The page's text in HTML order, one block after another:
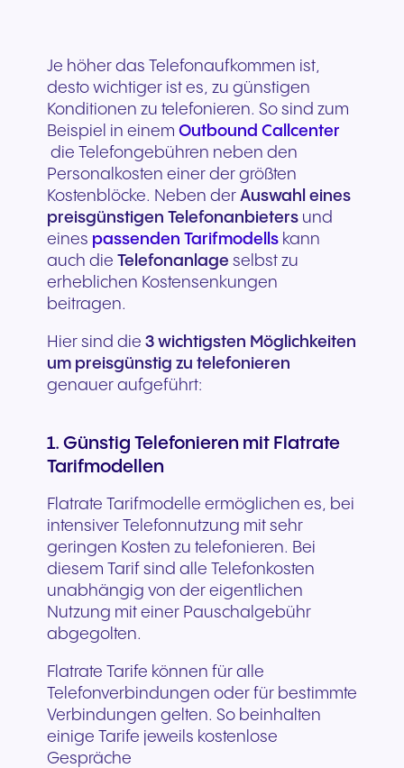
Je höher das Telefonaufkommen ist,
desto wichtiger ist es, zu günstigen
Konditionen zu telefonieren. So sind zum
Beispiel in einem Outbound Callcenter
die Telefongebühren neben den
Personalkosten einer der größten
Kostenblöcke. Neben der Auswahl eines
preisgünstigen Telefonanbieters und
eines passenden Tarifmodells kann
auch die Telefonanlage selbst zu
erheblichen Kostensenkungen
beitragen.
Hier sind die 3 wichtigsten Möglichkeiten
um preisgünstig zu telefonieren
genauer aufgeführt:
1. Günstig Telefonieren mit Flatrate
Tarifmodellen
Flatrate Tarifmodelle ermöglichen es, bei
intensiver Telefonnutzung mit sehr
geringen Kosten zu telefonieren. Bei
diesem Tarif sind alle Telefonkosten
unabhängig von der eigentlichen
Nutzung mit einer Pauschalgebühr
abgegolten.
Flatrate Tarife können für alle
Telefonverbindungen oder für bestimmte
Verbindungen gelten. So beinhalten
einige Tarife jeweils kostenlose
Gespräche